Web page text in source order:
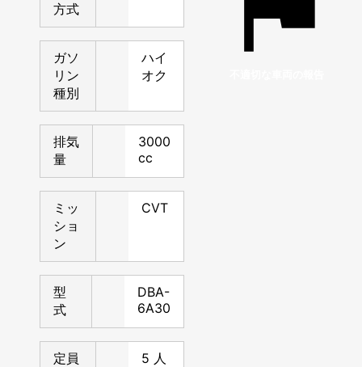
方式
ガソ
リン
種別
ハイ
オク
排気
量
3000
cc
ミッ
ショ
ン
CVT
型
式
DBA-
6A30
定員
5 人